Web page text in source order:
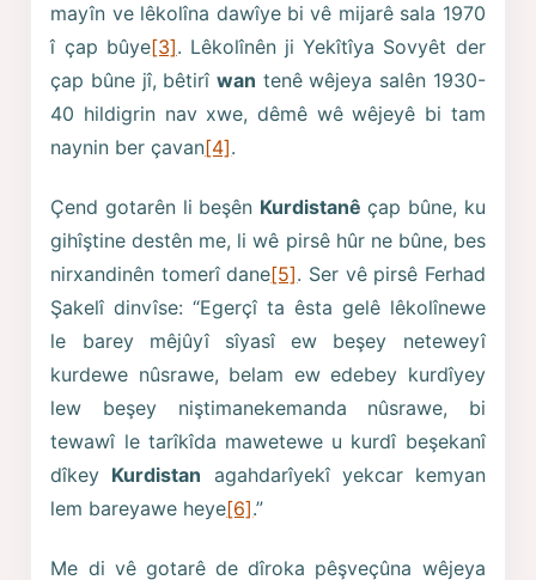
mayîn ve lêkolîna dawîye bi vê mijarê sala 1970
î çap bûye[3]. Lêkolînên ji Yekîtîya Sovyêt der
çap bûne jî, bêtirî wan tenê wêjeya salên 1930-
40 hildigrin nav xwe, dêmê wê wêjeyê bi tam
naynin ber çavan[4].
Çend gotarên li beşên Kurdistanê çap bûne, ku
gihîştine destên me, li wê pirsê hûr ne bûne, bes
nirxandinên tomerî dane[5]. Ser vê pirsê Ferhad
Şakelî dinvîse: “Egerçî ta êsta gelê lêkolînewe
le barey mêjûyî sîyasî ew beşey neteweyî
kurdewe nûsrawe, belam ew edebey kurdîyey
lew beşey niştimanekemanda nûsrawe, bi
tewawî le tarîkîda mawetewe u kurdî beşekanî
dîkey Kurdistan agahdarîyekî yekcar kemyan
lem bareyawe heye[6].”
Me di vê gotarê de dîroka pêşveçûna wêjeya